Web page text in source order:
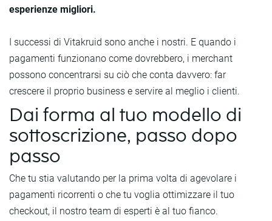
esperienze migliori.
I successi di Vitakruid sono anche i nostri. E quando i
pagamenti funzionano come dovrebbero, i merchant
possono concentrarsi su ciò che conta davvero: far
crescere il proprio business e servire al meglio i clienti.
Dai forma al tuo modello di
sottoscrizione, passo dopo
passo
Che tu stia valutando per la prima volta di agevolare i
pagamenti ricorrenti o che tu voglia ottimizzare il tuo
checkout, il nostro team di esperti è al tuo fianco.